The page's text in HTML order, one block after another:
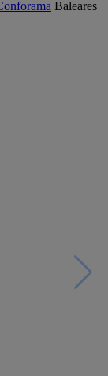
Baleares